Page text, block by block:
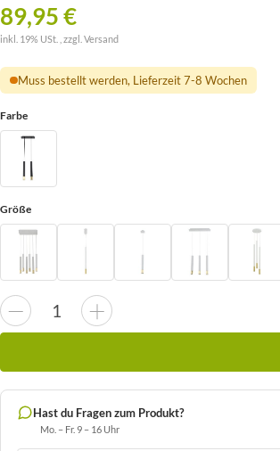
89,95 €
inkl. 19% USt. , zzgl. Versand
Muss bestellt werden, Lieferzeit 7-8 Wochen
Farbe
Größe
Hast du Fragen zum Produkt?
Mo. – Fr. 9 – 16 Uhr